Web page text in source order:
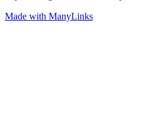
Made with ManyLinks